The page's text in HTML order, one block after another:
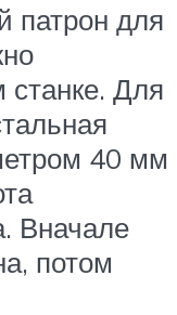
патрон для
станке. Для
40 мм
Вначале
потом